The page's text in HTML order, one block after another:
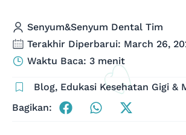
Senyum&Senyum Dental Tim
Terakhir Diperbarui: March 26,
Waktu Baca: 3 menit
Blog, Edukasi Kesehatan Gigi &
Bagikan: